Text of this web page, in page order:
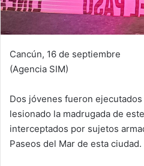
Cancún, 16 de septiembre
(Agencia SIM)
Dos jóvenes fueron
lesionado la madrugada de
interceptados por sujetos
Paseos del Mar de esta ciudad.